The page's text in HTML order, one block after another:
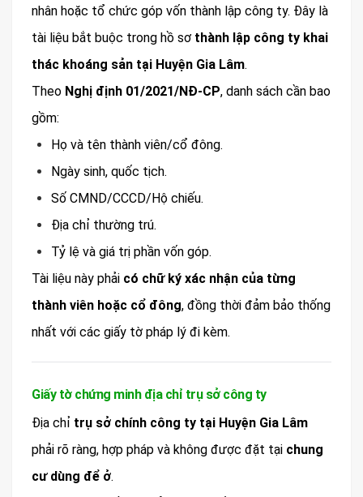
nhân hoặc tổ chức góp vốn thành lập công ty. Đây là
tài liệu bắt buộc trong hồ sơ thành lập công ty khai
thác khoáng sản tại Huyện Gia Lâm.
Theo Nghị định 01/2021/NĐ-CP, danh sách cần bao
gồm:
Họ và tên thành viên/cổ đông.
Ngày sinh, quốc tịch.
Số CMND/CCCD/Hộ chiếu.
Địa chỉ thường trú.
Tỷ lệ và giá trị phần vốn góp.
Tài liệu này phải có chữ ký xác nhận của từng
thành viên hoặc cổ đông, đồng thời đảm bảo thống
nhất với các giấy tờ pháp lý đi kèm.
Giấy tờ chứng minh địa chỉ trụ sở công ty
Địa chỉ trụ sở chính công ty tại Huyện Gia Lâm
phải rõ ràng, hợp pháp và không được đặt tại chung
cư dùng để ở.